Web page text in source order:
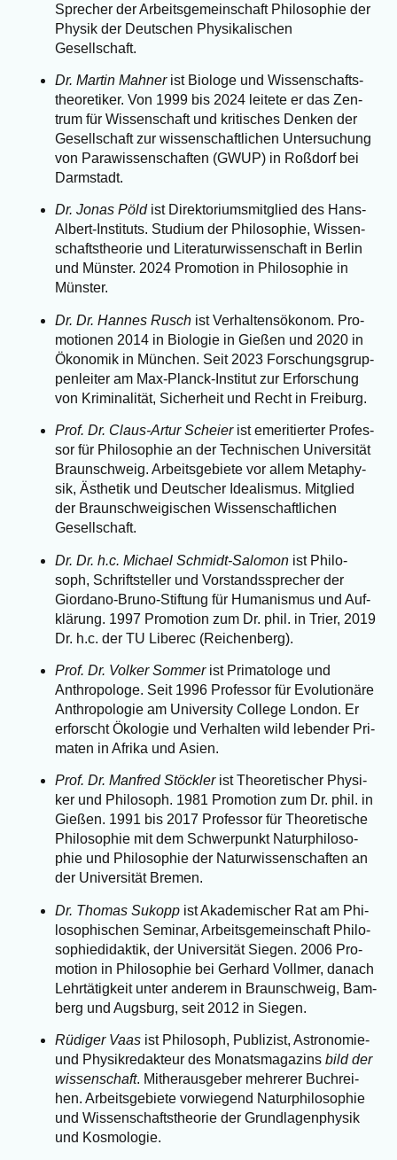
Spre­cher der Arbeits­ge­mein­schaft Phi­lo­so­phie der
Phy­sik der Deut­schen Phy­si­ka­li­schen
Gesellschaft.
Dr. Mar­tin Mah­nerist Bio­lo­ge und Wis­sen­schafts­
theo­re­ti­ker. Von 1999 bis 2024 lei­te­te er das Zen­
trum für Wis­sen­schaft und kri­ti­sches Den­ken der
Gesell­schaft zur wis­sen­schaft­li­chen Unter­su­chung
von Para­wis­sen­schaf­ten (GWUP) in Roß­dorf bei
Darmstadt.
Dr. Jonas Pöld ist Direk­to­ri­ums­mit­glied des Hans-
Albert-Insti­tuts. Stu­di­um der Phi­lo­so­phie, Wis­sen­
schafts­theo­rie und Lite­ra­tur­wis­sen­schaft in Ber­lin
und Müns­ter. 2024 Pro­mo­ti­on in Phi­lo­so­phie in
Münster.
Dr. Dr. Han­nes Rusch ist Ver­hal­tens­öko­nom. Pro­
mo­tio­nen 2014 in Bio­lo­gie in Gie­ßen und 2020 in
Öko­no­mik in Mün­chen. Seit 2023 For­schungs­grup­
pen­lei­ter am Max-Planck-Insti­tut zur Erfor­schung
von Kri­mi­na­li­tät, Sicher­heit und Recht in Freiburg.
Prof. Dr. Claus-Artur Schei­erist eme­ri­tier­ter Pro­fes­
sor für Phi­lo­so­phie an der Tech­ni­schen Uni­ver­si­tät
Braun­schweig. Arbeits­ge­bie­te vor allem Meta­phy­
sik, Ästhe­tik und Deut­scher Idea­lis­mus. Mit­glied
der Braun­schwei­gi­schen Wis­sen­schaft­li­chen
Gesellschaft.
Dr. Dr. h.c. Micha­el Schmidt-Salo­mon ist Phi­lo­
soph, Schrift­stel­ler und Vor­stands­spre­cher der
Giord­a­no-Bru­no-Stif­tung für Huma­nis­mus und Auf­
klä­rung. 1997 Pro­mo­ti­on zum Dr. phil. in Trier, 2019
Dr. h.c. der TU Libe­rec (Rei­chen­berg).
Prof. Dr. Vol­ker Som­merist Pri­ma­to­lo­ge und
Anthro­po­lo­ge. Seit 1996 Pro­fes­sor für Evo­lu­tio­nä­re
Anthro­po­lo­gie am Uni­ver­si­ty Col­lege Lon­don. Er
erforscht Öko­lo­gie und Ver­hal­ten wild leben­der Pri­
ma­ten in Afri­ka und Asien.
Prof. Dr. Man­fred Stöck­ler ist Theo­re­ti­scher Phy­si­
ker und Phi­lo­soph. 1981 Pro­mo­ti­on zum Dr. phil. in
Gie­ßen. 1991 bis 2017 Pro­fes­sor für Theo­re­ti­sche
Phi­lo­so­phie mit dem Schwer­punkt Natur­phi­lo­so­
phie und Phi­lo­so­phie der Natur­wis­sen­schaf­ten an
der Uni­ver­si­tät Bremen.
Dr. Tho­mas Sukopp ist Aka­de­mi­scher Rat am Phi­
lo­so­phi­schen Semi­nar, Arbeits­ge­mein­schaft Phi­lo­
so­phie­di­dak­tik, der Uni­ver­si­tät Sie­gen. 2006 Pro­
mo­ti­on in Phi­lo­so­phie bei Ger­hard Voll­mer, danach
Lehr­tä­tig­keit unter ande­rem in Braun­schweig, Bam­
berg und Augs­burg, seit 2012 in Siegen.
Rüdi­ger Vaas ist Phi­lo­soph, Publi­zist, Astro­no­mie-
und Phy­sik­re­dak­teur des Monats­ma­ga­zinsbild der
wis­sen­schaft. Mit­her­aus­ge­ber meh­re­rer Buch­rei­
hen. Arbeits­ge­bie­te vor­wie­gend Natur­phi­lo­so­phie
und Wis­sen­schafts­theo­rie der Grund­la­gen­phy­sik
und Kosmologie.